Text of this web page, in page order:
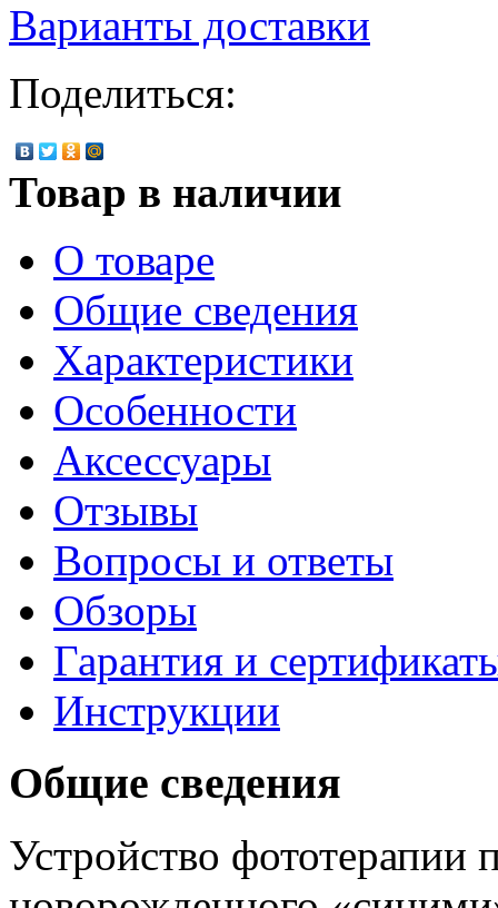
Варианты доставки
Поделиться:
Товар в наличии
О товаре
Общие сведения
Характеристики
Особенности
Аксессуары
Отзывы
Вопросы и ответы
Обзоры
Гарантия и
Инструкции
Общие сведения
Устройство фототерапии